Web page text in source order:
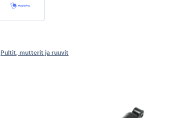
,Pultit, mutterit ja ruuvit